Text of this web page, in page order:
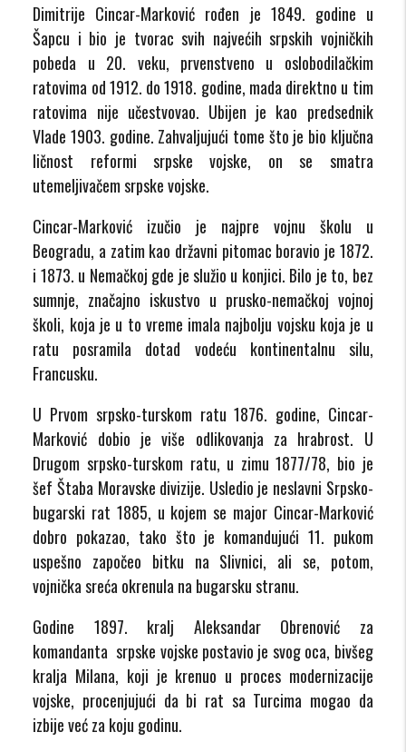
Dimitrije Cincar-Marković rođen je 1849. godine u
Šapcu i bio je tvorac svih najvećih srpskih vojničkih
pobeda u 20. veku, prvenstveno u oslobodilačkim
ratovima od 1912. do 1918. godine, mada direktno u tim
ratovima nije učestvovao. Ubijen je kao predsednik
Vlade 1903. godine. Zahvaljujući tome što je bio ključna
ličnost reformi srpske vojske, on se smatra
utemeljivačem srpske vojske.
Cincar-Marković izučio je najpre vojnu školu u
Beogradu, a zatim kao državni pitomac boravio je 1872.
i 1873. u Nemačkoj gde je služio u konjici. Bilo je to, bez
sumnje, značajno iskustvo u prusko-nemačkoj vojnoj
školi, koja je u to vreme imala najbolju vojsku koja je u
ratu posramila dotad vodeću kontinentalnu silu,
Francusku.
U Prvom srpsko-turskom ratu 1876. godine, Cincar-
Marković dobio je više odlikovanja za hrabrost. U
Drugom srpsko-turskom ratu, u zimu 1877/78, bio je
šef Štaba Moravske divizije. Usledio je neslavni Srpsko-
bugarski rat 1885, u kojem se major Cincar-Marković
dobro pokazao, tako što je komandujući 11. pukom
uspešno započeo bitku na Slivnici, ali se, potom,
vojnička sreća okrenula na bugarsku stranu.
Godine 1897. kralj Aleksandar Obrenović za
komandanta srpske vojske postavio je svog oca, bivšeg
kralja Milana, koji je krenuo u proces modernizacije
vojske, procenjujući da bi rat sa Turcima mogao da
izbije već za koju godinu.